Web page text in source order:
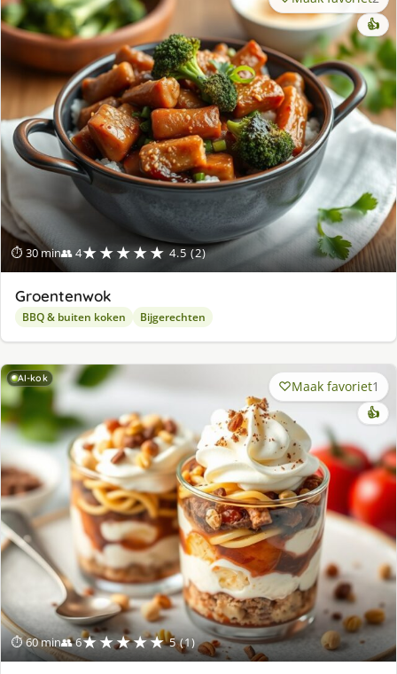
⏱ 30 min👥 4★★★★★ 4.5 (2)
👍
Groentenwok
BBQ & buiten koken Bijgerechten
AI-kok
⏱ 60 min👥 6★★★★★ 5 (1)
Maak favoriet1
👍